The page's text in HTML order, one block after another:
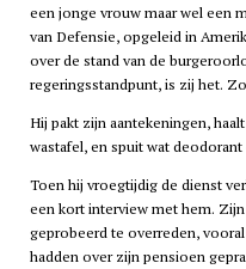
een jonge vrouw maar wel een
van Defensie, opgeleid in
over de stand van de
regeringsstandpunt, is zij het.
Hij pakt zijn aantekeningen,
wastafel, en spuit wat
Toen hij vroegtijdig de dienst
een kort interview met hem.
geprobeerd te overreden,
hadden over zijn pensioen